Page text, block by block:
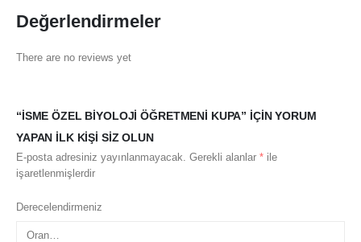
Değerlendirmeler
There are no reviews yet
“İSME ÖZEL BIYOLOJI ÖĞRETMENI KUPA” IÇIN YORUM
YAPAN ILK KIŞI SIZ OLUN
E-posta adresiniz yayınlanmayacak. Gerekli alanlar * ile
işaretlenmişlerdir
Derecelendirmeniz